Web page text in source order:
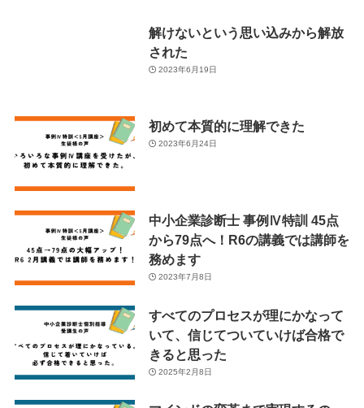
解けないという思い込みから解放
された
2023年6月19日
初めて本質的に理解できた
2023年6月24日
中小企業診断士 事例Ⅳ特訓 45点
から79点へ！R6の講義では講師を
務めます
2023年7月8日
すべてのプロセスが理にかなって
いて、信じてついていけば合格で
きると思った
2025年2月8日